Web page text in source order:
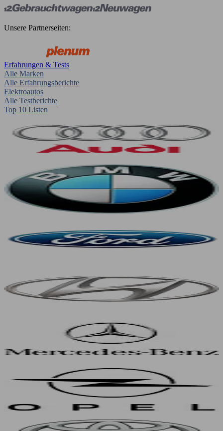
Unsere Partnerseiten:
Erfahrungen & Tests
Alle Marken
Alle Erfahrungsberichte
Elektroautos
Alle Testberichte
Top 10 Listen